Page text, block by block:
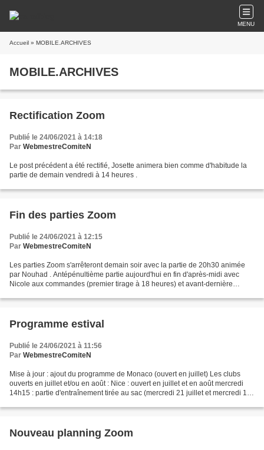
MENU
Accueil » MOBILE.ARCHIVES
MOBILE.ARCHIVES
Rectification Zoom
Publié le 24/06/2021 à 14:18
Par WebmestreComiteN
Le post précédent a été rectifié, Josette animera bien comme d'habitude la
partie de demain vendredi à 14 heures .
Fin des parties Zoom
Publié le 24/06/2021 à 12:15
Par WebmestreComiteN
Les parties Zoom s'arrêteront demain soir avec la partie de 20h30 animée
par Nouhad . Antépénultième partie aujourd'hui en fin d'après-midi avec
Nicole aux commandes (premier tirage à 18 heures) et avant-dernière
Programme estival
Publié le 24/06/2021 à 11:56
Par WebmestreComiteN
Mise à jour : ajout du programme de Monaco (ouvert en juillet) Les clubs
ouverts en juillet et/ou en août : Nice : ouvert en juillet et en août mercredi
14h15 : partie d'entraînement tirée au sac (mercredi 21 juillet et mercredi 11
Nouveau planning Zoom